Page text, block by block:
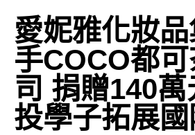
愛妮雅化妝
手COCO都
司 捐贈140
投學子拓展